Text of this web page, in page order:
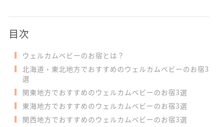
目次
ウェルカムベビーのお宿とは？
北海道・東北地方でおすすめのウェルカムベビーのお宿3
選
関東地方でおすすめのウェルカムベビーのお宿3選
東海地方でおすすめのウェルカムベビーのお宿3選
関西地方でおすすめのウェルカムベビーのお宿3選